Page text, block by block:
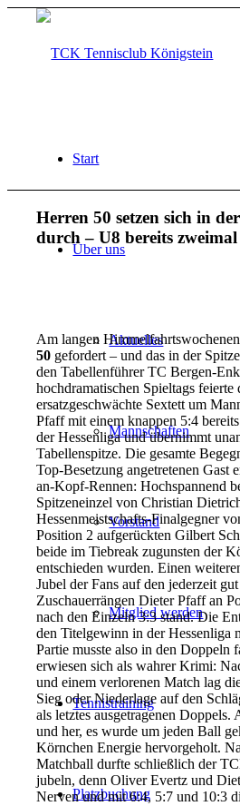
Start
Über uns
Aktuelles
Mannschaften
Vorstand
Mitglied werden
Tennistraining
Platzbuchung
Herren 50 setzen sich in
durch – U8 bereits
Am langen
50 gefordert – und das in der
den Tabellenführer TC Bergen-
hochdramatischen Spieltags feierte
ersatzgeschwächte Sextett um
Pfaff mit einem knappen 5:4
der Hessenliga und übernimmt
Tabellenspitze. Die gesamte
Top-Besetzung angetretenen Gast
an-Kopf-Rennen: Hochspannend
Spitzeneinzel von Christian
Hessenmeistschafts-Finalgegner
Position 2 aufgerückten Gilbert
beide im Tiebreak zugunsten der
entschieden wurden. Einen
Jubel der Fans auf den jederzeit
Zuschauerrängen Dieter Pfaff an
nach den Einzeln 3:3 stand. Die
den Titelgewinn in der Hessenliga
Partie musste also in den Doppeln
erwiesen sich als wahrer Krimi:
und einem verlorenen Match lag
Sieg oder Niederlage auf den
als letztes ausgetragenen
und her, es wurde um jeden Ball
Körnchen Energie hervorgeholt.
Matchball durfte schließlich der
jubeln, denn Oliver Evertz und
Nerven und mit 6:4, 5:7 und 10:3